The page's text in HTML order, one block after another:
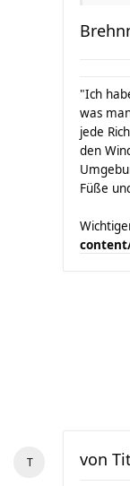
"Ich
was
jede
den
Füße
von